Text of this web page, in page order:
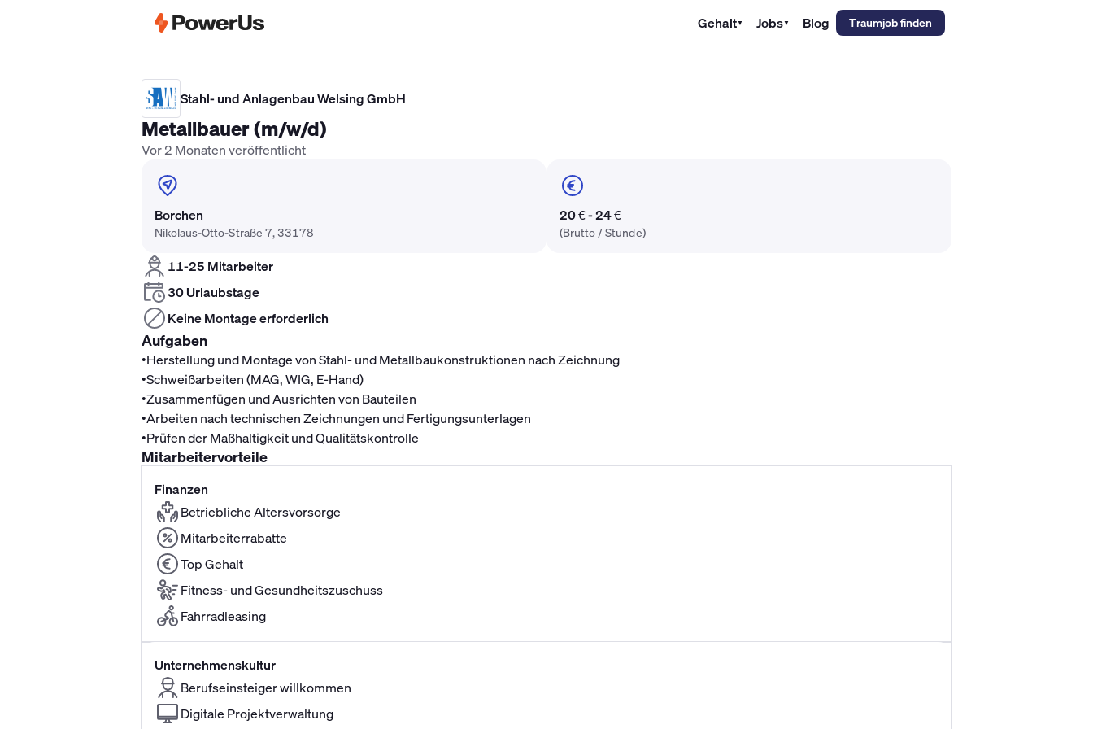
Gehalt▼ Jobs▼ Blog Traumjob finden
Stahl- und Anlagenbau Welsing GmbH
Metallbauer (m/w/d)
Vor 2 Monaten veröffentlicht
Borchen
Nikolaus-Otto-Straße 7, 33178
20 € - 24 €
(Brutto / Stunde)
11-25 Mitarbeiter
30 Urlaubstage
Keine Montage erforderlich
Aufgaben
•Herstellung und Montage von Stahl- und Metallbaukonstruktionen nach Zeichnung
•Schweißarbeiten (MAG, WIG, E-Hand)
•Zusammenfügen und Ausrichten von Bauteilen
•Arbeiten nach technischen Zeichnungen und Fertigungsunterlagen
•Prüfen der Maßhaltigkeit und Qualitätskontrolle
Mitarbeitervorteile
Finanzen
Betriebliche Altersvorsorge
Mitarbeiterrabatte
Top Gehalt
Fitness- und Gesundheitszuschuss
Fahrradleasing
Unternehmenskultur
Berufseinsteiger willkommen
Digitale Projektverwaltung